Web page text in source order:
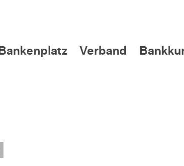
Bankenplatz Verband